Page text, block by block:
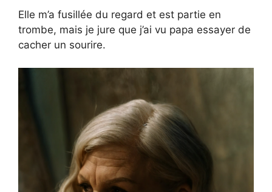
Elle m’a fusillée du regard et est partie en
trombe, mais je jure que j’ai vu papa essayer de
cacher un sourire.